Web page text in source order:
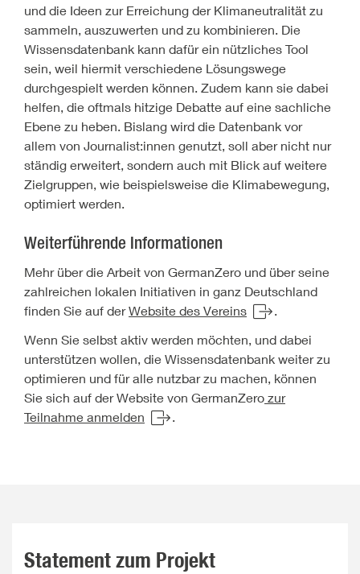
und die Ideen zur Erreichung der Klimaneutralität zu
sammeln, auszuwerten und zu kombinieren. Die
Wissensdatenbank kann dafür ein nützliches Tool
sein, weil hiermit verschiedene Lösungswege
durchgespielt werden können. Zudem kann sie dabei
helfen, die oftmals hitzige Debatte auf eine sachliche
Ebene zu heben. Bislang wird die Datenbank vor
allem von Journalist:innen genutzt, soll aber nicht nur
ständig erweitert, sondern auch mit Blick auf weitere
Zielgruppen, wie beispielsweise die Klimabewegung,
optimiert werden.
Weiterführende Informationen
Mehr über die Arbeit von GermanZero und über seine
zahlreichen lokalen Initiativen in ganz Deutschland
finden Sie auf derWebsite des Vereins
.
Wenn Sie selbst aktiv werden möchten, und dabei
unterstützen wollen, die Wissensdatenbank weiter zu
optimieren und für alle nutzbar zu machen, können
Sie sich auf der Website von GermanZero zur
Teilnahme anmelden
.
Statement zum Projekt